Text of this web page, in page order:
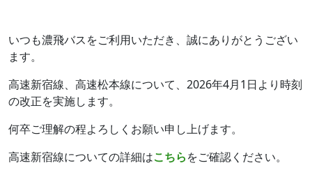
いつも濃飛バスをご利用いただき、誠にありがとうござい
ます。
高速新宿線、高速松本線について、2026年4月1日より時刻
の改正を実施します。
何卒ご理解の程よろしくお願い申し上げます。
高速新宿線についての詳細はこちらをご確認ください。